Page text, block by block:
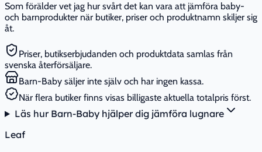
Som förälder vet jag hur svårt det kan vara att jämföra baby-
och barnprodukter när butiker, priser och produktnamn skiljer sig
åt.
Priser, butikserbjudanden och produktdata samlas från
svenska återförsäljare.
Barn-Baby säljer inte själv och har ingen kassa.
När flera butiker finns visas billigaste aktuella totalpris först.
Läs hur Barn-Baby hjälper dig jämföra lugnare
Leaf